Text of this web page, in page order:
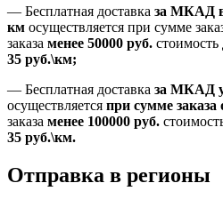
— Бесплатная доставка за МКАД в
км осуществляется при сумме
заказа менее 50000 руб. стоимость
35 руб.\км;
— Бесплатная доставка за МКАД
осуществляется при сумме заказа
заказа менее 100000 руб.
35 руб.\км.
Отправка в регионы